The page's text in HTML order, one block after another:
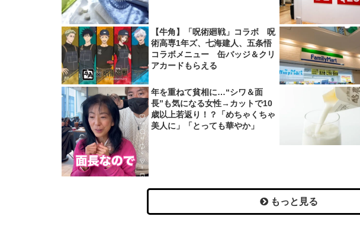
【牛角】「呪術廻戦」コラボ 呪
術高専1年ズ、七海建人、五条悟
コラボメニュー 缶バッジ＆クリ
アカードもらえる
年を重ねて貧相に…“シワ＆面
長”も気になる女性→カットで10
歳以上若返り！？「めちゃくちゃ
美人に」「とっても華やか」
もっと見る